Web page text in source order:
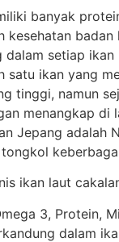
banyak
kesehatan badan
setiap ikan
satu ikan yang
tinggi, namun
menangkap di
Jepang adalah
ikan laut
3, Protein,
dalam